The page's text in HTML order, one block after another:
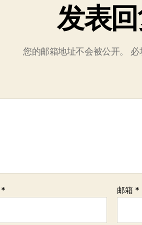
发表
您的邮箱地址不会被公开。 必
* 邮箱 *